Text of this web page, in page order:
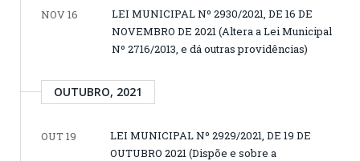
NOV 16
LEI MUNICIPAL Nº 2930/2021, DE 16 DE
NOVEMBRO DE 2021 (Altera a Lei Municipal
Nº 2716/2013, e dá outras providências)
OUTUBRO, 2021
OUT 19
LEI MUNICIPAL Nº 2929/2021, DE 19 DE
OUTUBRO 2021 (Dispõe e sobre a